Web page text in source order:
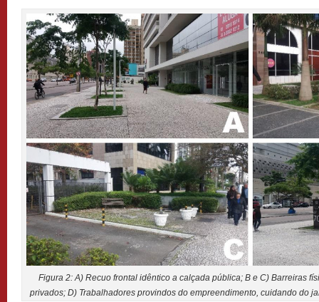
Figura 2: A) Recuo frontal idêntico a calçada pública; B e C) Barreiras
privados; D) Trabalhadores provindos do empreendimento, cuidando do